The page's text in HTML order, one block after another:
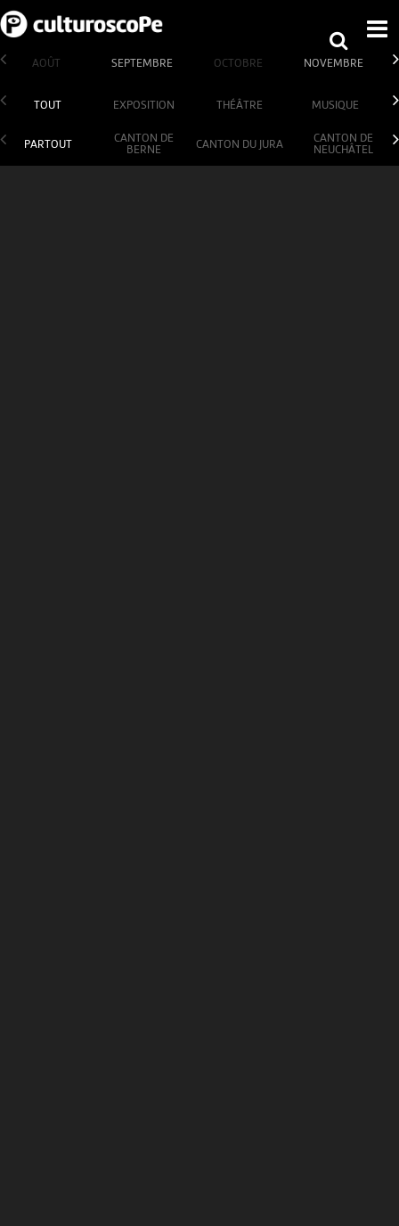
AOÛT SEPTEMBRE OCTOBRE NOVEMBRE
TOUT EXPOSITION THÉÂTRE MUSIQUE
PARTOUT
CANTON DE
BERNE
CANTON DU JURA
CANTON DE
NEUCHÂTEL